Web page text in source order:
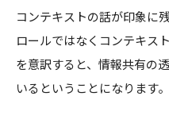
コンテキストの話が印象に
ロールではなくコンテキス
を意訳すると、情報共有の
いるということになります。